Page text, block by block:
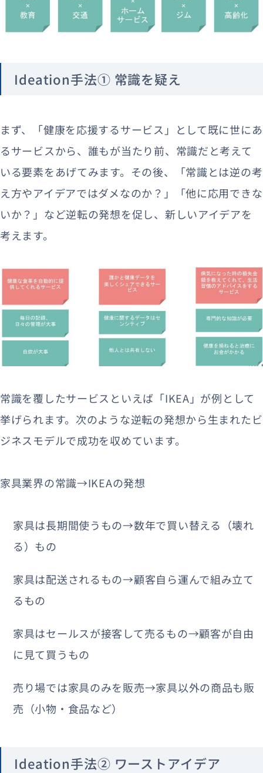
Ideation手法① 常識を疑え
まず、「健康を応援するサービス」として既に世にあ
るサービスから、誰もが当たり前、常識だと考えて
いる要素をあげてみます。その後、「常識とは逆の考
え方やアイデアではダメなのか？」「他に応用できな
いか？」など逆転の発想を促し、新しいアイデアを
考えます。
常識を覆したサービスといえば「IKEA」が例として
挙げられます。次のような逆転の発想から生まれたビ
ジネスモデルで成功を収めています。
家具業界の常識→IKEAの発想
家具は長期間使うもの→数年で買い替える（壊れ
る）もの
家具は配送されるもの→顧客自ら運んで組み立て
るもの
家具はセールスが接客して売るもの→顧客が自由
に見て買うもの
売り場では家具のみを販売→家具以外の商品も販
売（小物・食品など）
Ideation手法② ワーストアイデア